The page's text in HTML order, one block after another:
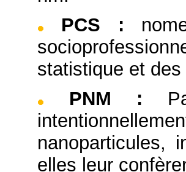
PCS :
statistique et
PNM :
nanoparticules,
elles leur